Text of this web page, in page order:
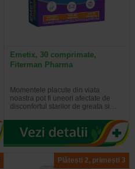
Emetix, 30 comprimate,
Fiterman Pharma
Momentele placute din viata
noastra pot fi uneori afectate de
disconfortul starilor de greata si…
Plătești 2, primești 3